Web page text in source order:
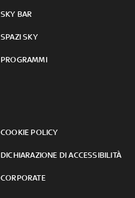
SKY BAR
SPAZI SKY
PROGRAMMI
COOKIE POLICY
DICHIARAZIONE DI ACCESSIBILITÀ
CORPORATE